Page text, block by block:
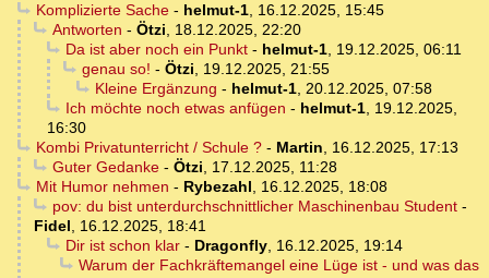
Komplizierte Sache- helmut-1, 16.12.2025, 15:45
Antworten - Ötzi, 18.12.2025, 22:20
Da ist aber noch ein Punkt- helmut-1, 19.12.2025, 06:11
genau so! - Ötzi, 19.12.2025, 21:55
Kleine Ergänzung - helmut-1, 20.12.2025, 07:58
Ich möchte noch etwas anfügen - helmut-1, 19.12.2025,
16:30
Kombi Privatunterricht / Schule ?- Martin, 16.12.2025, 17:13
Guter Gedanke- Ötzi, 17.12.2025, 11:28
Mit Humor nehmen - Rybezahl, 16.12.2025, 18:08
pov: du bist unterdurchschnittlicher Maschinenbau Student-
Fidel, 16.12.2025, 18:41
Dir ist schon klar- Dragonfly, 16.12.2025, 19:14
Warum der Fachkräftemangel eine Lüge ist - und was das